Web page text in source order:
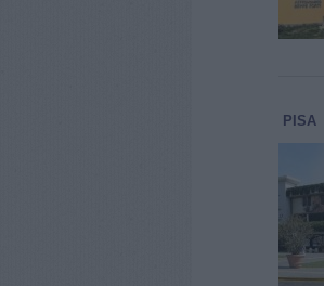
PISA